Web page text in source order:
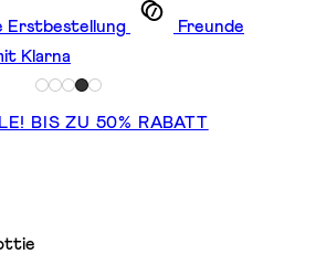
Erstbestellung
Freunde
Klarna
BIS ZU 50% RABATT